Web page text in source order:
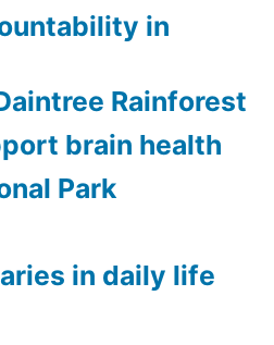
in
Rainforest
brain health
Park
in daily life